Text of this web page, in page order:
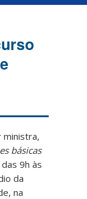
ministra,
básicas
9h às
da
na